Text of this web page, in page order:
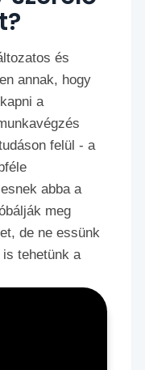
és
annak, hogy
a
felül - a
abba a
meg
de ne essünk
tehetünk a